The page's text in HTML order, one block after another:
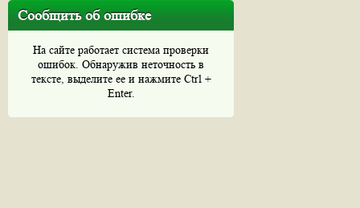
Сообщить об ошибке
На сайте работает система проверки
ошибок. Обнаружив неточность в
тексте, выделите ее и нажмите Ctrl +
Enter.